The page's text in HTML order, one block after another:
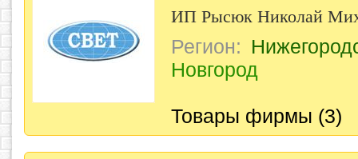
ИП Рысюк Николай
Регион:
Новгород
Товары фирмы (3)